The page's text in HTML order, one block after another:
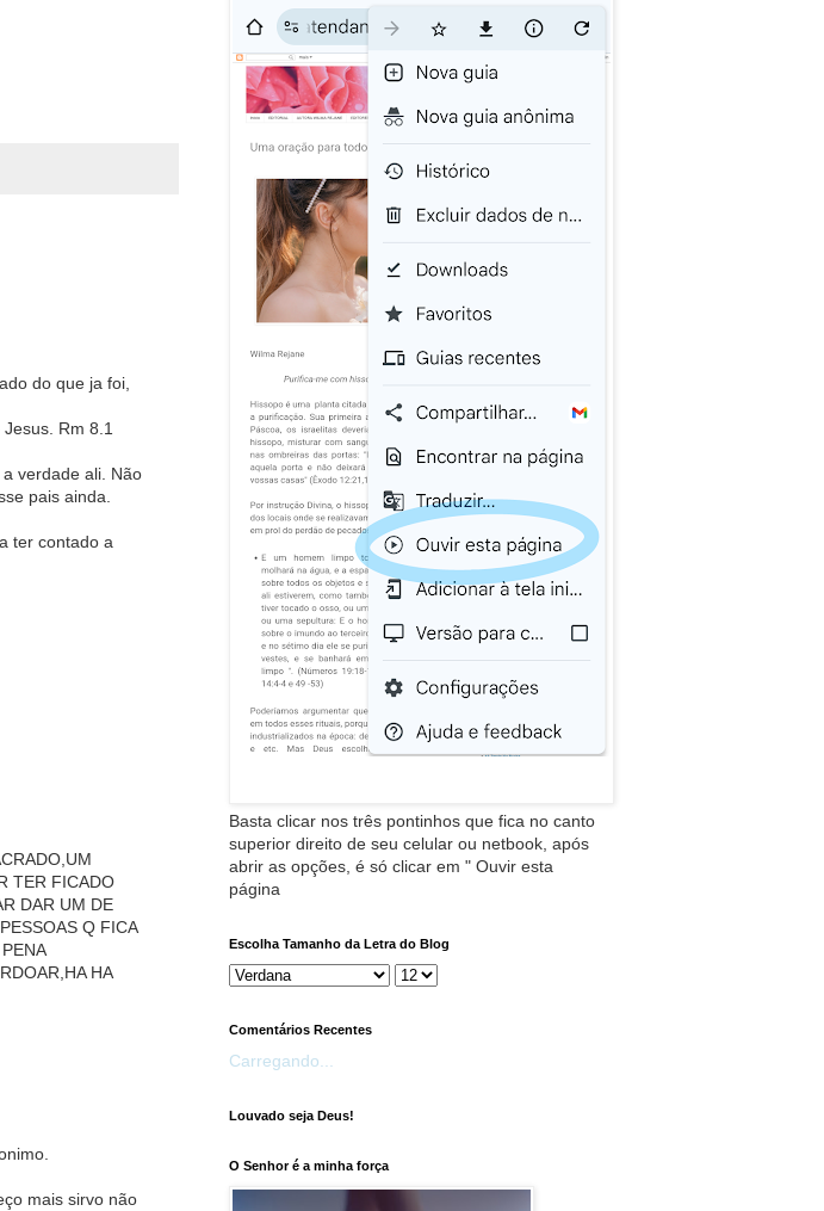
do que ja foi,
Rm 8.1
verdade ali. Não
pais ainda.
ter contado a
TER FICADO
DAR UM DE
Q FICA
HA
mais sirvo não
Basta clicar nos três pontinhos que fica no canto
superior direito de seu celular ou netbook, após
abrir as opções, é só clicar em " Ouvir esta
página
Escolha Tamanho da Letra do Blog
Comentários Recentes
Carregando...
Louvado seja Deus!
O Senhor é a minha força